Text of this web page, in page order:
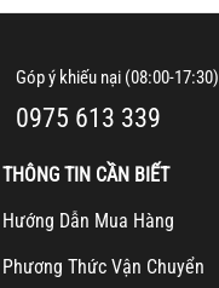
Góp ý khiếu nại (08:00-17:30)
0975 613 339
THÔNG TIN CẦN BIẾT
Hướng Dẫn Mua Hàng
Phương Thức Vận Chuyển